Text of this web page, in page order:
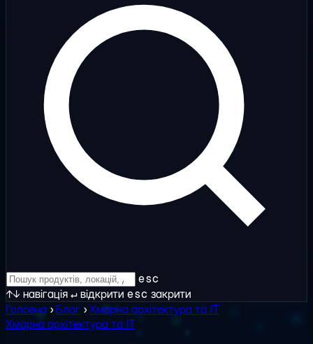
esc
↑↓ навігація↵відкрити esc закрити
Головна ›Блог ›Хмарна архітектура та IT
Хмарна архітектура та IT